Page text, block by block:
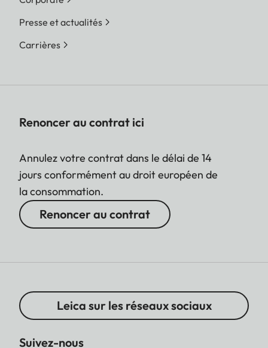
Presse et actualités
Carrières
Renoncer au contrat ici
Annulez votre contrat dans le délai de 14
jours conformément au droit européen de
la consommation.
Renoncer au contrat
Leica sur les réseaux sociaux
Suivez-nous